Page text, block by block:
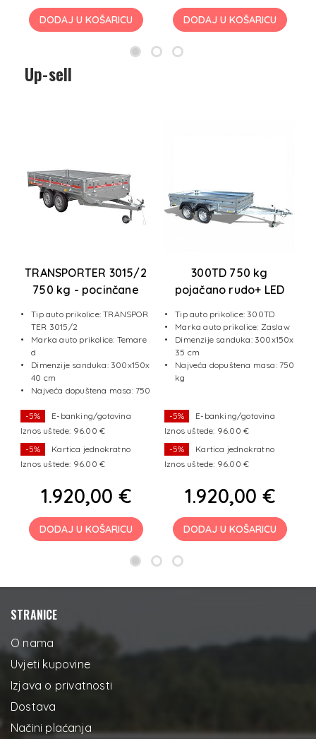
DODAJ U KOŠARICU DODAJ U KOŠARICU
Up-sell
TRANSPORTER 3015/2
750 kg - pocinčane
Tip auto prikolice: TRANSPOR
TER 3015/2
Marka auto prikolice: Temare
d
Dimenzije sanduka: 300x150x
40 cm
Najveća dopuštena masa: 750
-5%
E-banking/gotovina
Iznos uštede: 96.00 €
-5%
Kartica jednokratno
Iznos uštede: 96.00 €
1.920,00 €
DODAJ U KOŠARICU
300TD 750 kg
pojačano rudo+ LED
Tip auto prikolice: 300TD
Marka auto prikolice: Zaslaw
Dimenzije sanduka: 300x150x
35 cm
Najveća dopuštena masa: 750
kg
-5%
E-banking/gotovina
Iznos uštede: 96.00 €
-5%
Kartica jednokratno
Iznos uštede: 96.00 €
1.920,00 €
DODAJ U KOŠARICU
STRANICE
O nama
Uvjeti kupovine
Izjava o privatnosti
Dostava
Načini plaćanja